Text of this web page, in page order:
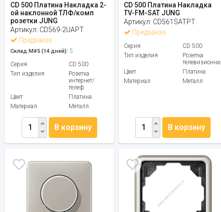
CD 500 Платина Накладка 2-
ой наклонной ТЛФ/комп
розетки JUNG
Артикул: CD569-2UAPT
Предзаказ
Склад М#5 (14 дней): 5
Серия
CD 500
Тип изделия
Розетка
интернет/
телеф
Цвет
Платина
Материал
Металл
В корзину
CD 500 Платина Накладка
TV-FM-SAT JUNG
Артикул: CD561SATPT
Предзаказ
Серия
CD 500
Тип изделия
Розетка
Цвет
Платина
Материал
Металл
В корзину